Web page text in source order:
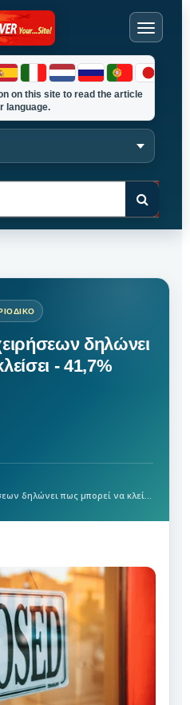
on this site to read the article
language.
δηλώνει
- 41,7%
Το 23% των επιχειρήσεων δηλώνει πως μπορεί να κλείσει - 41,7% στην εστίαση